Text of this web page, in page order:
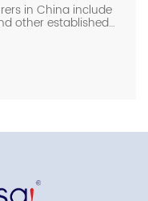
in China include
other established
commercial
faucets for
other high-traffic